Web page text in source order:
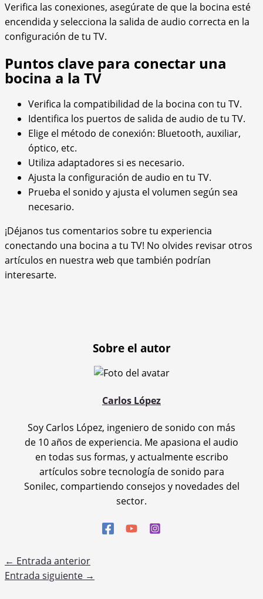
Verifica las conexiones, asegúrate de que la bocina esté
encendida y selecciona la salida de audio correcta en la
configuración de tu TV.
Puntos clave para conectar una
bocina a la TV
Verifica la compatibilidad de la bocina con tu TV.
Identifica los puertos de salida de audio de tu TV.
Elige el método de conexión: Bluetooth, auxiliar,
óptico, etc.
Utiliza adaptadores si es necesario.
Ajusta la configuración de audio en tu TV.
Prueba el sonido y ajusta el volumen según sea
necesario.
¡Déjanos tus comentarios sobre tu experiencia
conectando una bocina a tu TV! No olvides revisar otros
artículos en nuestra web que también podrían
interesarte.
Sobre el autor
Carlos López
Soy Carlos López, ingeniero de sonido con más
de 10 años de experiencia. Me apasiona el audio
en todas sus formas, y actualmente escribo
artículos sobre tecnología de sonido para
Sonilec, compartiendo consejos y novedades del
sector.
← Entrada anterior
Entrada siguiente →